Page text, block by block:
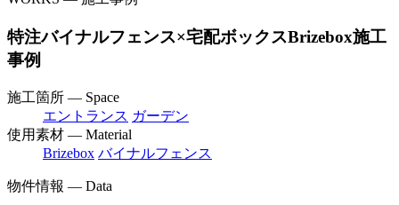
特注バイナルフェンス×宅配ボックスBrizebox施工
事例
施工箇所 — Space
エントランス ガーデン
使用素材 — Material
Brizebox バイナルフェンス
物件情報 — Data